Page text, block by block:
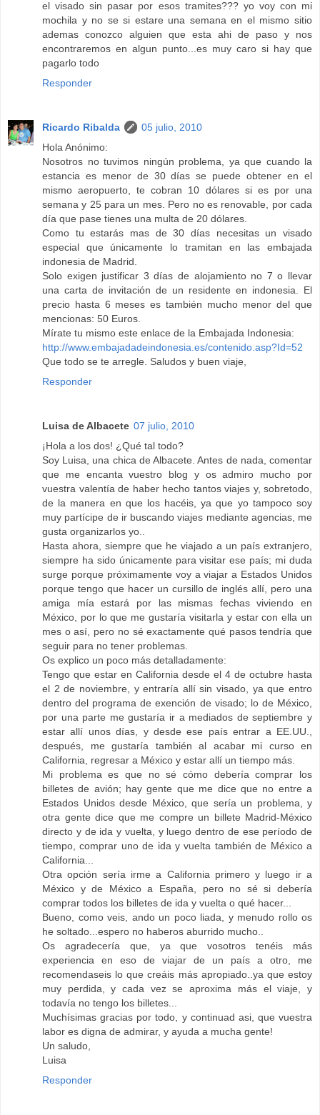
el visado sin pasar por esos tramites??? yo voy con mi
mochila y no se si estare una semana en el mismo sitio
ademas conozco alguien que esta ahi de paso y nos
encontraremos en algun punto...es muy caro si hay que
pagarlo todo
Responder
Ricardo Ribalda
05 julio, 2010
Hola Anónimo:
Nosotros no tuvimos ningún problema, ya que cuando la
estancia es menor de 30 días se puede obtener en el
mismo aeropuerto, te cobran 10 dólares si es por una
semana y 25 para un mes. Pero no es renovable, por cada
día que pase tienes una multa de 20 dólares.
Como tu estarás mas de 30 días necesitas un visado
especial que únicamente lo tramitan en las embajada
indonesia de Madrid.
Solo exigen justificar 3 días de alojamiento no 7 o llevar
una carta de invitación de un residente en indonesia. El
precio hasta 6 meses es también mucho menor del que
mencionas: 50 Euros.
Mírate tu mismo este enlace de la Embajada Indonesia:
http://www.embajadadeindonesia.es/contenido.asp?Id=52
Que todo se te arregle. Saludos y buen viaje,
Responder
Luisa de Albacete 07 julio, 2010
¡Hola a los dos! ¿Qué tal todo?
Soy Luisa, una chica de Albacete. Antes de nada, comentar
que me encanta vuestro blog y os admiro mucho por
vuestra valentía de haber hecho tantos viajes y, sobretodo,
de la manera en que los hacéis, ya que yo tampoco soy
muy partícipe de ir buscando viajes mediante agencias, me
gusta organizarlos yo..
Hasta ahora, siempre que he viajado a un país extranjero,
siempre ha sido únicamente para visitar ese país; mi duda
surge porque próximamente voy a viajar a Estados Unidos
porque tengo que hacer un cursillo de inglés allí, pero una
amiga mía estará por las mismas fechas viviendo en
México, por lo que me gustaría visitarla y estar con ella un
mes o así, pero no sé exactamente qué pasos tendría que
seguir para no tener problemas.
Os explico un poco más detalladamente:
Tengo que estar en California desde el 4 de octubre hasta
el 2 de noviembre, y entraría allí sin visado, ya que entro
dentro del programa de exención de visado; lo de México,
por una parte me gustaría ir a mediados de septiembre y
estar allí unos días, y desde ese país entrar a EE.UU.,
después, me gustaría también al acabar mi curso en
California, regresar a México y estar allí un tiempo más.
Mi problema es que no sé cómo debería comprar los
billetes de avión; hay gente que me dice que no entre a
Estados Unidos desde México, que sería un problema, y
otra gente dice que me compre un billete Madrid-México
directo y de ida y vuelta, y luego dentro de ese período de
tiempo, comprar uno de ida y vuelta también de México a
California...
Otra opción sería irme a California primero y luego ir a
México y de México a España, pero no sé si debería
comprar todos los billetes de ida y vuelta o qué hacer...
Bueno, como veis, ando un poco liada, y menudo rollo os
he soltado...espero no haberos aburrido mucho..
Os agradecería que, ya que vosotros tenéis más
experiencia en eso de viajar de un país a otro, me
recomendaseis lo que creáis más apropiado..ya que estoy
muy perdida, y cada vez se aproxima más el viaje, y
todavía no tengo los billetes...
Muchísimas gracias por todo, y continuad asi, que vuestra
labor es digna de admirar, y ayuda a mucha gente!
Un saludo,
Luisa
Responder